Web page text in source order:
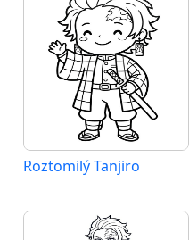
Roztomilý Tanjiro